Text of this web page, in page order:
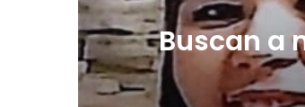
Colegio
alcance